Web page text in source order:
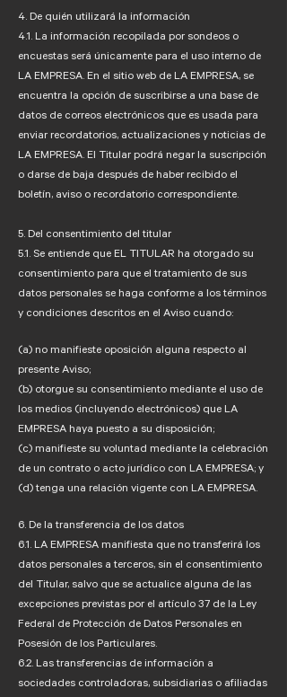
4. De quién utilizará la información
4.1. La información recopilada por sondeos o
encuestas será únicamente para el uso interno de
LA EMPRESA. En el sitio web de LA EMPRESA, se
encuentra la opción de suscribirse a una base de
datos de correos electrónicos que es usada para
enviar recordatorios, actualizaciones y noticias de
LA EMPRESA. El Titular podrá negar la suscripción
o darse de baja después de haber recibido el
boletín, aviso o recordatorio correspondiente.
5. Del consentimiento del titular
5.1. Se entiende que EL TITULAR ha otorgado su
consentimiento para que el tratamiento de sus
datos personales se haga conforme a los términos
y condiciones descritos en el Aviso cuando:
(a) no manifieste oposición alguna respecto al
presente Aviso;
(b) otorgue su consentimiento mediante el uso de
los medios (incluyendo electrónicos) que LA
EMPRESA haya puesto a su disposición;
(c) manifieste su voluntad mediante la celebración
de un contrato o acto jurídico con LA EMPRESA; y
(d) tenga una relación vigente con LA EMPRESA.
6. De la transferencia de los datos
6.1. LA EMPRESA manifiesta que no transferirá los
datos personales a terceros, sin el consentimiento
del Titular, salvo que se actualice alguna de las
excepciones previstas por el artículo 37 de la Ley
Federal de Protección de Datos Personales en
Posesión de los Particulares.
6.2. Las transferencias de información a
sociedades controladoras, subsidiarias o afiliadas